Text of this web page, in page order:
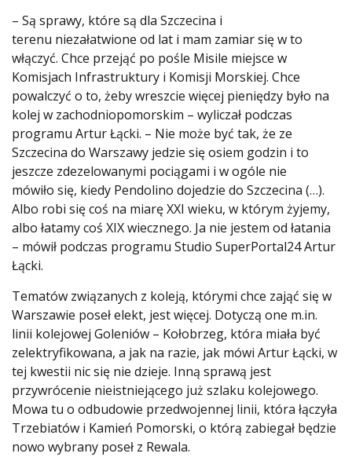
– Są sprawy, które są dla Szczecina i
terenu niezałatwione od lat i mam zamiar się w to
włączyć. Chce przejąć po pośle Misile miejsce w
Komisjach Infrastruktury i Komisji Morskiej. Chce
powalczyć o to, żeby wreszcie więcej pieniędzy było na
kolej w zachodniopomorskim – wyliczał podczas
programu Artur Łącki. – Nie może być tak, że ze
Szczecina do Warszawy jedzie się osiem godzin i to
jeszcze zdezelowanymi pociągami i w ogóle nie
mówiło się, kiedy Pendolino dojedzie do Szczecina (…).
Albo robi się coś na miarę XXI wieku, w którym żyjemy,
albo łatamy coś XIX wiecznego. Ja nie jestem od łatania
– mówił podczas programu Studio SuperPortal24 Artur
Łącki.
Tematów związanych z koleją, którymi chce zająć się w
Warszawie poseł elekt, jest więcej. Dotyczą one m.in.
linii kolejowej Goleniów – Kołobrzeg, która miała być
zelektryfikowana, a jak na razie, jak mówi Artur Łącki, w
tej kwestii nic się nie dzieje. Inną sprawą jest
przywrócenie nieistniejącego już szlaku kolejowego.
Mowa tu o odbudowie przedwojennej linii, która łączyła
Trzebiatów i Kamień Pomorski, o którą zabiegał będzie
nowo wybrany poseł z Rewala.